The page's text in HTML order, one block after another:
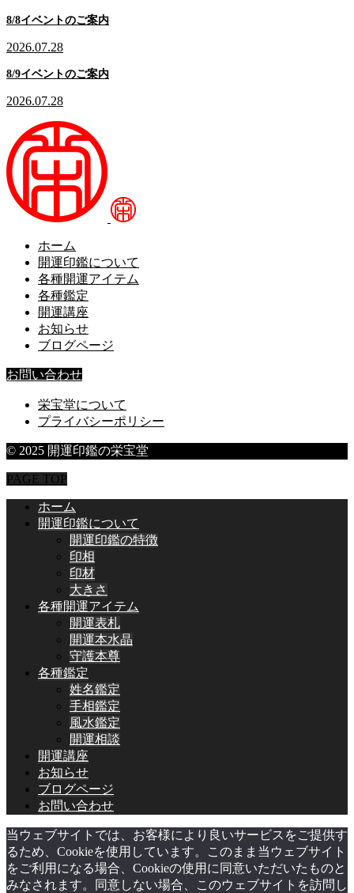
8/8イベントのご案内
2026.07.28
8/9イベントのご案内
2026.07.28
ホーム
開運印鑑について
各種開運アイテム
各種鑑定
開運講座
お知らせ
ブログページ
お問い合わせ
栄宝堂について
プライバシーポリシー
© 2025 開運印鑑の栄宝堂
PAGE TOP
ホーム
開運印鑑について
開運印鑑の特徴
印相
印材
大きさ
各種開運アイテム
開運表札
開運本水晶
守護本尊
各種鑑定
姓名鑑定
手相鑑定
風水鑑定
開運相談
開運講座
お知らせ
ブログページ
お問い合わせ
当ウェブサイトでは、お客様により良いサービスをご提供す
るため、Cookieを使用しています。このまま当ウェブサイト
をご利用になる場合、Cookieの使用に同意いただいたものと
みなされます。同意しない場合、このウェブサイトを訪問し